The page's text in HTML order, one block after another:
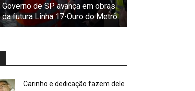
Governo de SP avança em obras
da futura Linha 17-Ouro do Metrô
Carinho e dedicação fazem dele